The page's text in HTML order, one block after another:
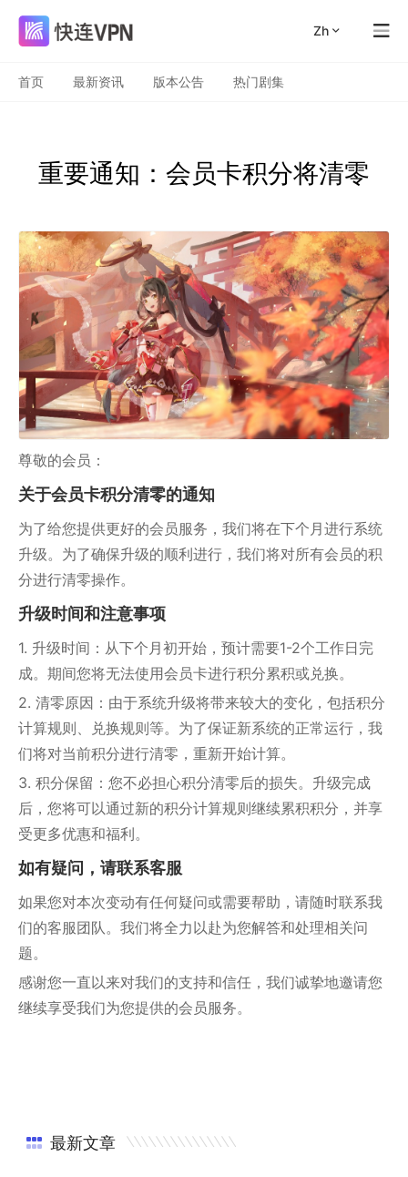
zh
首页 最新资讯 版本公告 热门剧集
重要通知：会员卡积分将清零
尊敬的会员：
关于会员卡积分清零的通知
为了给您提供更好的会员服务，我们将在下个月进行系统
升级。为了确保升级的顺利进行，我们将对所有会员的积
分进行清零操作。
升级时间和注意事项
1. 升级时间：从下个月初开始，预计需要1-2个工作日完
成。期间您将无法使用会员卡进行积分累积或兑换。
2. 清零原因：由于系统升级将带来较大的变化，包括积分
计算规则、兑换规则等。为了保证新系统的正常运行，我
们将对当前积分进行清零，重新开始计算。
3. 积分保留：您不必担心积分清零后的损失。升级完成
后，您将可以通过新的积分计算规则继续累积积分，并享
受更多优惠和福利。
如有疑问，请联系客服
如果您对本次变动有任何疑问或需要帮助，请随时联系我
们的客服团队。我们将全力以赴为您解答和处理相关问
题。
感谢您一直以来对我们的支持和信任，我们诚挚地邀请您
继续享受我们为您提供的会员服务。
最新文章